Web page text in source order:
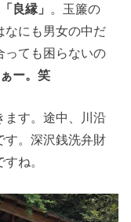
良縁」 。玉簾の
なにも男女の中だ
っても困らないの
ー。笑
ます。途中、川沿
す。深沢銭洗弁財
ね。